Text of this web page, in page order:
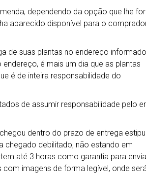
dependendo da opção que lhe for
aparecido disponível para o
de suas plantas no endereço
é mais um dia que as plantas
é de inteira responsabilidade do
de assumir responsabilidade pelo
dentro do prazo de entrega
chegado debilitado, não estando em
até 3 horas como garantia para
imagens de forma legível, onde será